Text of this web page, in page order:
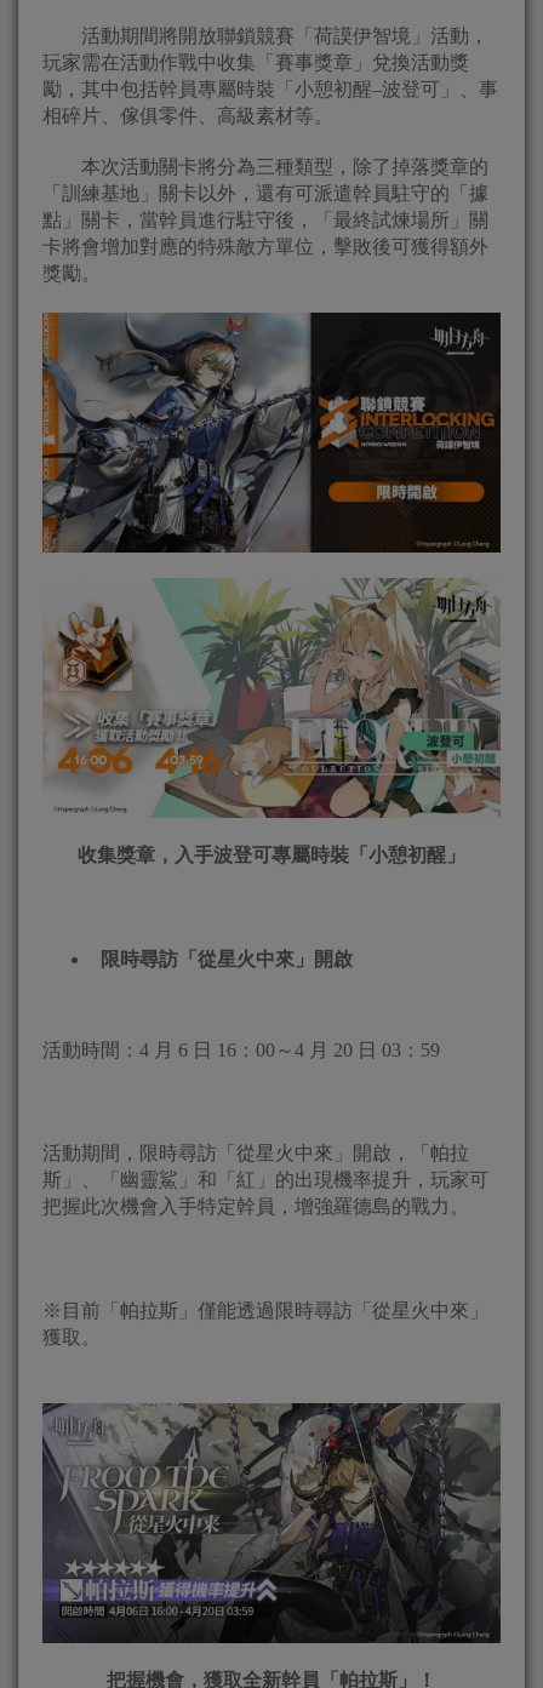
活動期間將開放聯鎖競賽「荷謨伊智境」活動，
玩家需在活動作戰中收集「賽事獎章」兌換活動獎
勵，其中包括幹員專屬時裝「小憩初醒–波登可」、事
相碎片、傢俱零件、高級素材等。
本次活動關卡將分為三種類型，除了掉落獎章的
「訓練基地」關卡以外，還有可派遣幹員駐守的「據
點」關卡，當幹員進行駐守後，「最終試煉場所」關
卡將會增加對應的特殊敵方單位，擊敗後可獲得額外
獎勵。
收集獎章，入手波登可專屬時裝「小憩初醒」
限時尋訪「從星火中來」開啟
活動時間：4 月 6 日 16：00～4 月 20 日 03：59
活動期間，限時尋訪「從星火中來」開啟，「帕拉
斯」、「幽靈鯊」和「紅」的出現機率提升，玩家可
把握此次機會入手特定幹員，增強羅德島的戰力。
※目前「帕拉斯」僅能透過限時尋訪「從星火中來」
獲取。
把握機會，獲取全新幹員「帕拉斯」！